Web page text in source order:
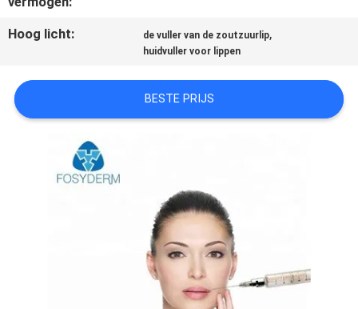
VRAAG
EEN
OFFERTE
SHOPPING
ONLINE
Hoog licht: de vuller van de zoutzuurlip,
huidvuller voor lippen
BESTE PRIJS